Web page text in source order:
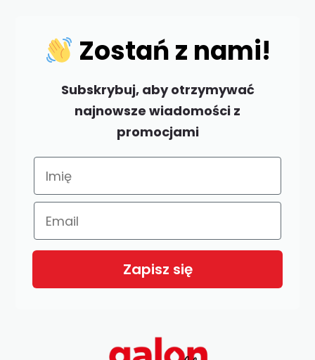
Zostań z nami!
Subskrybuj, aby otrzymywać
najnowsze wiadomości z
promocjami
Zapisz się